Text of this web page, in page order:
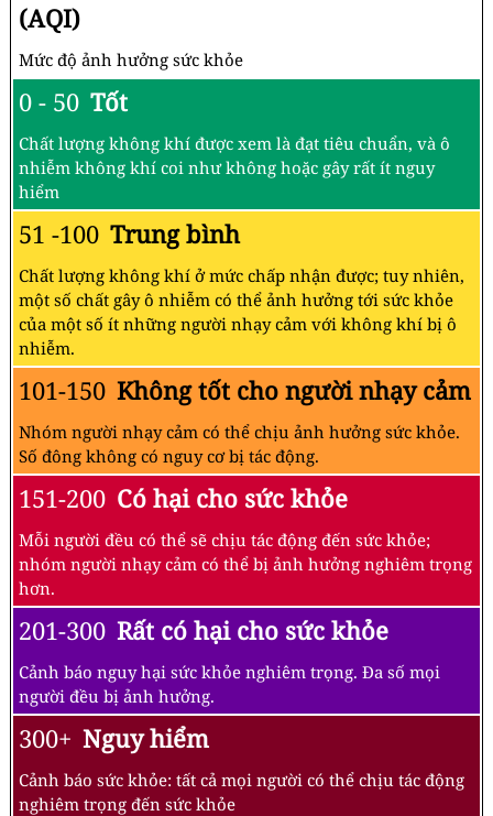
(AQI)
Mức độ ảnh hưởng sức khỏe
0 - 50 Tốt
Chất lượng không khí được xem là đạt tiêu chuẩn, và ô
nhiễm không khí coi như không hoặc gây rất ít nguy
hiểm
51 -100 Trung bình
Chất lượng không khí ở mức chấp nhận được; tuy nhiên,
một số chất gây ô nhiễm có thể ảnh hưởng tới sức khỏe
của một số ít những người nhạy cảm với không khí bị ô
nhiễm.
101-150 Không tốt cho người nhạy cảm
Nhóm người nhạy cảm có thể chịu ảnh hưởng sức khỏe.
Số đông không có nguy cơ bị tác động.
151-200 Có hại cho sức khỏe
Mỗi người đều có thể sẽ chịu tác động đến sức khỏe;
nhóm người nhạy cảm có thể bị ảnh hưởng nghiêm trọng
hơn.
201-300 Rất có hại cho sức khỏe
Cảnh báo nguy hại sức khỏe nghiêm trọng. Đa số mọi
người đều bị ảnh hưởng.
300+ Nguy hiểm
Cảnh báo sức khỏe: tất cả mọi người có thể chịu tác động
nghiêm trọng đến sức khỏe